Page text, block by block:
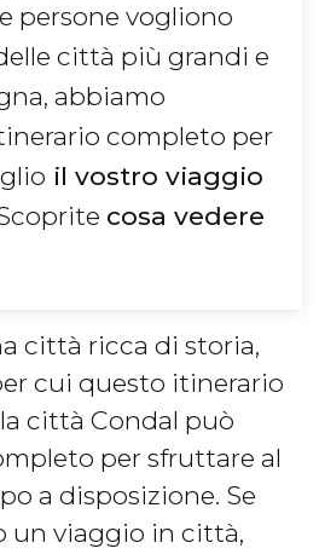
persone vogliono
città più grandi e
abbiamo
completo per
il vostro viaggio
cosa vedere
città ricca di storia,
cui questo itinerario
città Condal può
per sfruttare al
a disposizione. Se
un viaggio in città,